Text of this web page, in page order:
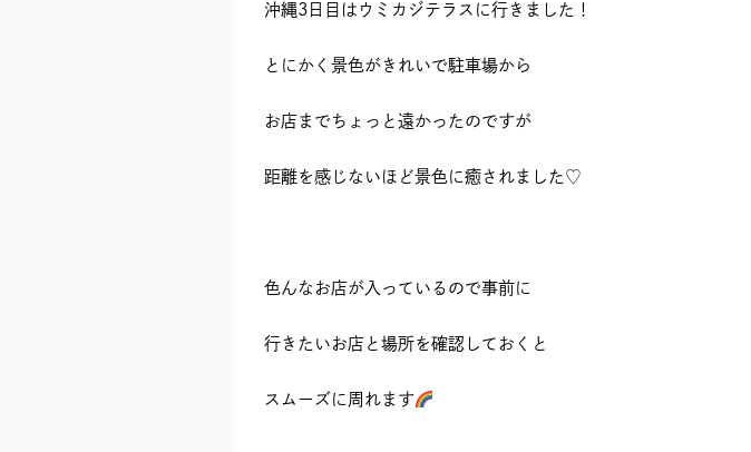
沖縄3日目はウミカジテラスに行きました！
とにかく景色がきれいで駐車場から
お店までちょっと遠かったのですが
距離を感じないほど景色に癒されました♡
色んなお店が入っているので事前に
行きたいお店と場所を確認しておくと
スムーズに周れます